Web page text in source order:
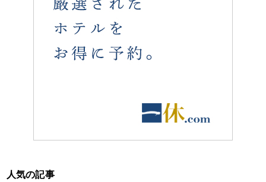
人気の記事